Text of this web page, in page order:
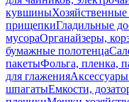
кувшины
прищепкиГладильные
мусораОрганайзеры,
бумажные полотенца
пакетыФольга, пленка,
для глажения
шпагатыЕмкости,